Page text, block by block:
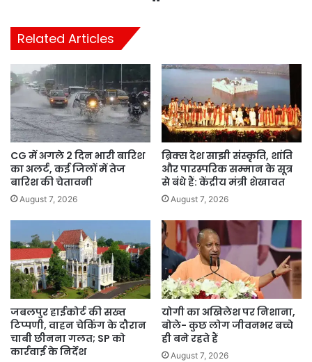
Related Articles
CG में अगले 2 दिन भारी बारिश
का अलर्ट, कई जिलों में तेज
बारिश की चेतावनी
August 7, 2026
ब्रिक्स देश साझी संस्कृति, शांति
और पारस्परिक सम्मान के सूत्र
से बंधे हैं: केंद्रीय मंत्री शेखावत
August 7, 2026
जबलपुर हाईकोर्ट की सख्त
टिप्पणी, वाहन चेकिंग के दौरान
चाबी छीनना गलत; SP को
कार्रवाई के निर्देश
योगी का अखिलेश पर निशाना,
बोले- कुछ लोग जीवनभर बच्चे
ही बने रहते हैं
August 7, 2026